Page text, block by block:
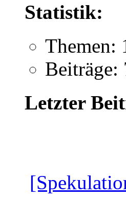
Statistik:
Themen:
Beiträge:
Letzter